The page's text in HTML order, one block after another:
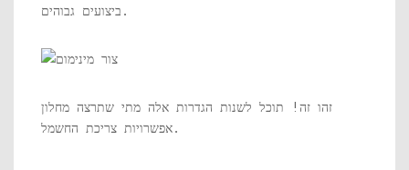
ביצועים גבוהים.
זהו זה! תוכל לשנות הגדרות אלה מתי שתרצה מחלון
אפשרויות צריכת החשמל.